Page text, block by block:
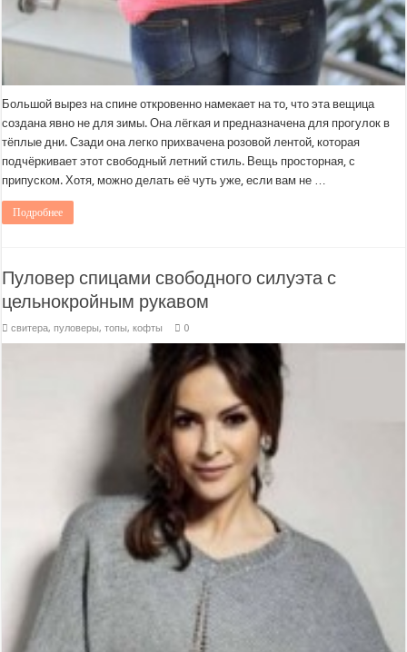
Большой вырез на спине откровенно намекает на то, что эта вещица
создана явно не для зимы. Она лёгкая и предназначена для прогулок в
тёплые дни. Сзади она легко прихвачена розовой лентой, которая
подчёркивает этот свободный летний стиль. Вещь просторная, с
припуском. Хотя, можно делать её чуть уже, если вам не …
Подробнее
Пуловер спицами свободного силуэта с
цельнокройным рукавом
свитера, пуловеры, топы, кофты 0